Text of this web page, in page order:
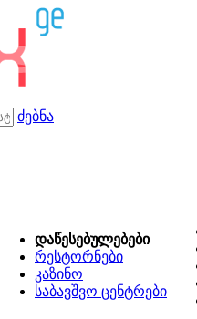
ძებნა
დაწესებულებები
რესტორნები
კაზინო
საბავშვო ცენტრები